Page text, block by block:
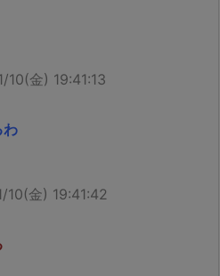
10(金) 19:41:13
わ
10(金) 19:41:42